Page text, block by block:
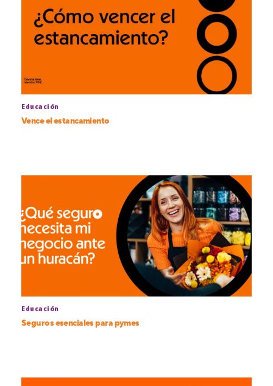
Educación
Vence el estancamiento
Educación
Seguros esenciales para pymes